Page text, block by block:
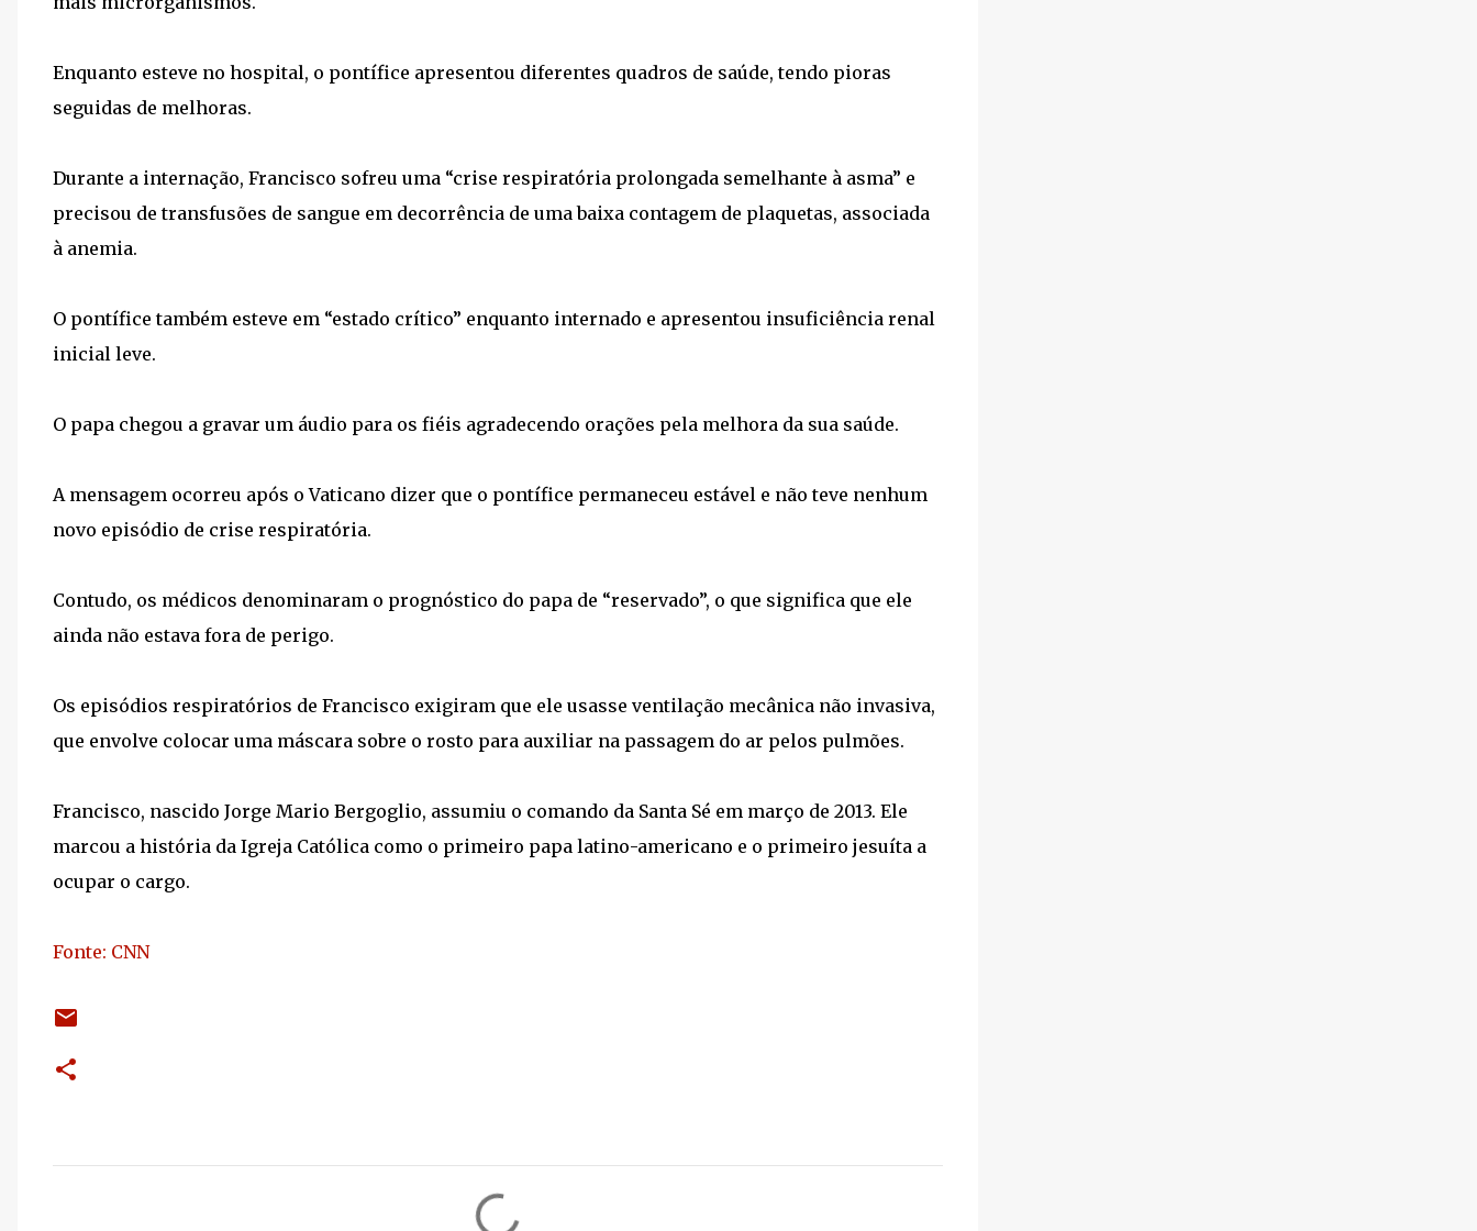
Enquanto esteve no hospital, o pontífice apresentou diferentes quadros de saúde, tendo pioras
seguidas de melhoras.
Durante a internação, Francisco sofreu uma “crise respiratória prolongada semelhante à asma” e
precisou de transfusões de sangue em decorrência de uma baixa contagem de plaquetas, associada
à anemia.
O pontífice também esteve em “estado crítico” enquanto internado e apresentou insuficiência renal
inicial leve.
O papa chegou a gravar um áudio para os fiéis agradecendo orações pela melhora da sua saúde.
A mensagem ocorreu após o Vaticano dizer que o pontífice permaneceu estável e não teve nenhum
novo episódio de crise respiratória.
Contudo, os médicos denominaram o prognóstico do papa de “reservado”, o que significa que ele
ainda não estava fora de perigo.
Os episódios respiratórios de Francisco exigiram que ele usasse ventilação mecânica não invasiva,
que envolve colocar uma máscara sobre o rosto para auxiliar na passagem do ar pelos pulmões.
Francisco, nascido Jorge Mario Bergoglio, assumiu o comando da Santa Sé em março de 2013. Ele
marcou a história da Igreja Católica como o primeiro papa latino-americano e o primeiro jesuíta a
ocupar o cargo.
Fonte: CNN